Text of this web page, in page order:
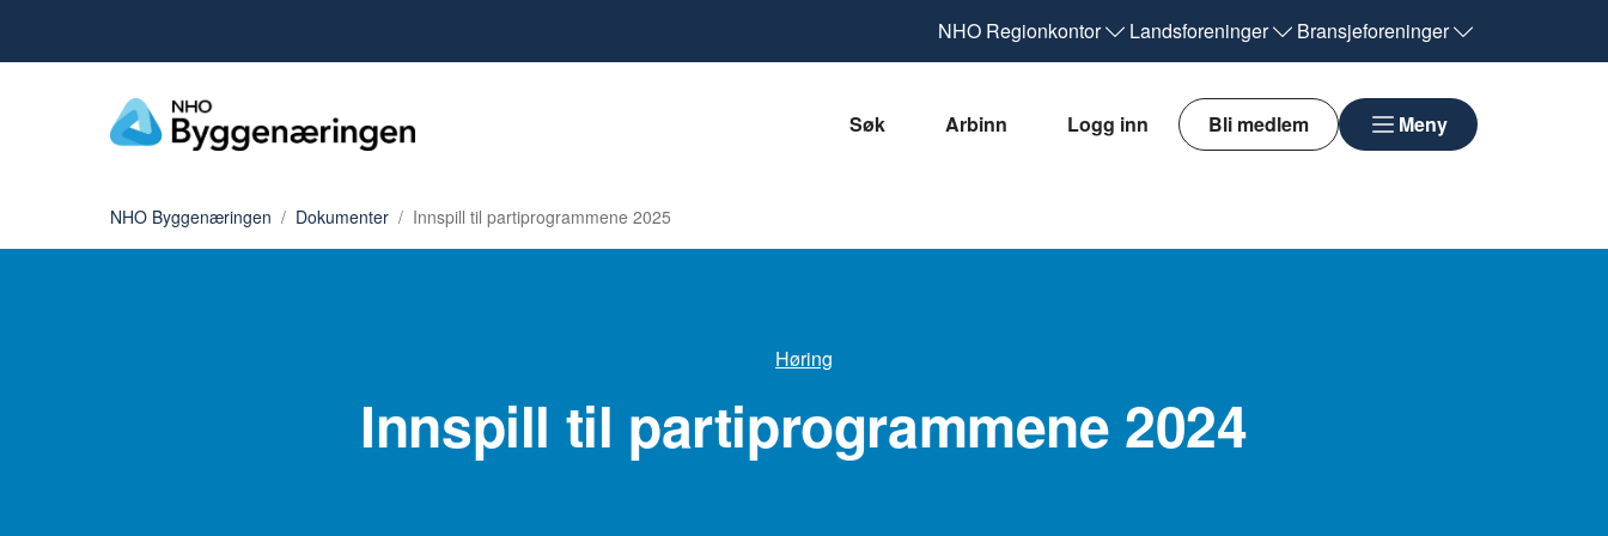
NHO Regionkontor Landsforeninger Bransjeforeninger
Søk Arbinn Logg inn Bli medlem Meny
NHO Byggenæringen Dokumenter Innspill til partiprogrammene 2025
Høring
Innspill til partiprogrammene 2024